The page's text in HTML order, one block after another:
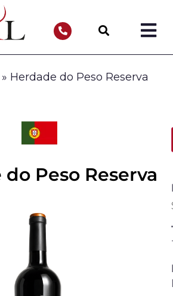
» Herdade do Peso Reserva
Peso Reserva